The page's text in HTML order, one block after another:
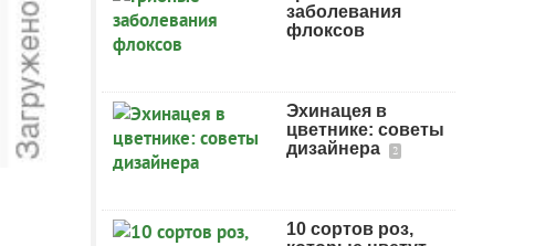
заболевания
флоксов
Эхинацея в
цветнике: советы
дизайнера
2
10 сортов роз,